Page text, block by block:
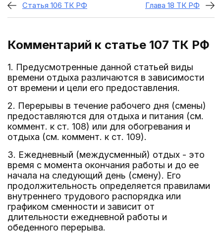
Статья 106 ТК РФ Глава 18 ТК РФ
Комментарий к статье 107 ТК РФ
1. Предусмотренные данной статьей виды
времени отдыха различаются в зависимости
от времени и цели его предоставления.
2. Перерывы в течение рабочего дня (смены)
предоставляются для отдыха и питания (см.
коммент. к ст. 108) или для обогревания и
отдыха (см. коммент. к ст. 109).
3. Ежедневный (междусменный) отдых - это
время с момента окончания работы и до ее
начала на следующий день (смену). Его
продолжительность определяется правилами
внутреннего трудового распорядка или
графиком сменности и зависит от
длительности ежедневной работы и
обеденного перерыва.